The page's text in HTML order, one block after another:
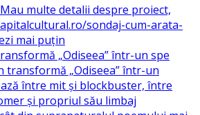
„Odiseea” într-un spe